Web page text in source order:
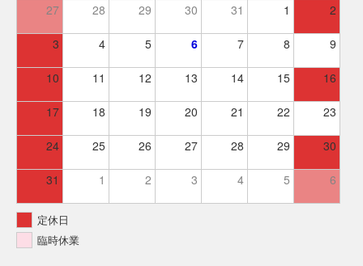
27 28 29 30 31 1 2
3 4 5 6 7 8 9
10 11 12 13 14 15 16
17 18 19 20 21 22 23
24 25 26 27 28 29 30
31 1 2 3 4 5 6
定休日
臨時休業